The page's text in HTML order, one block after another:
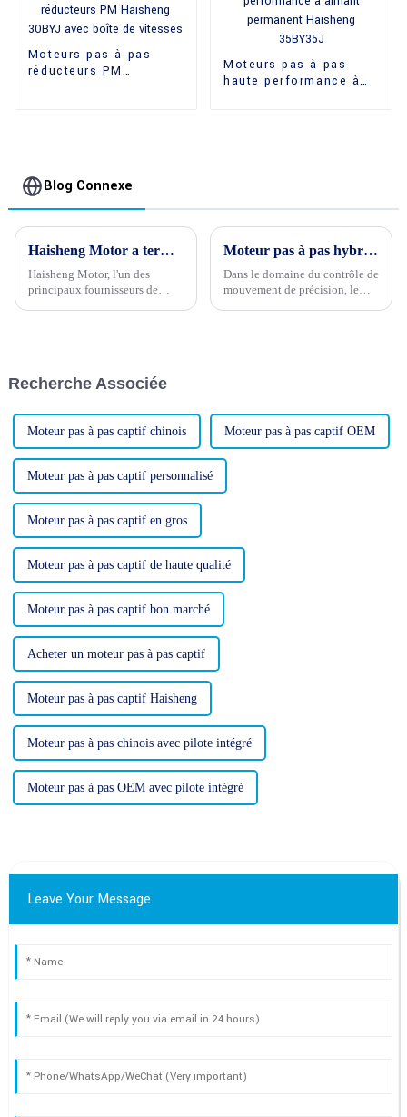
Moteurs pas à pas
réducteurs PM
Moteurs pas à pas
haute performance à
Blog Connexe
Haisheng Motor a terminé avec succès les tests et l'emballage du moteur pas à pas 20PM conçu sur mesure pour ses clients
Haisheng Motor, l'un des
principaux fournisseurs de
conçu sur mesure,...
Moteur pas à pas hybride ou moteur pas à pas : lequel est le meilleur pour votre projet ?
Dans le domaine du contrôle de
mouvement de précision, le
Recherche Associée
Moteur pas à pas captif chinois Moteur pas à pas captif OEM
Moteur pas à pas captif personnalisé
Moteur pas à pas captif en gros
Moteur pas à pas captif de haute qualité
Moteur pas à pas captif bon marché
Acheter un moteur pas à pas captif
Moteur pas à pas captif Haisheng
Moteur pas à pas chinois avec pilote intégré
Moteur pas à pas OEM avec pilote intégré
Leave Your Message